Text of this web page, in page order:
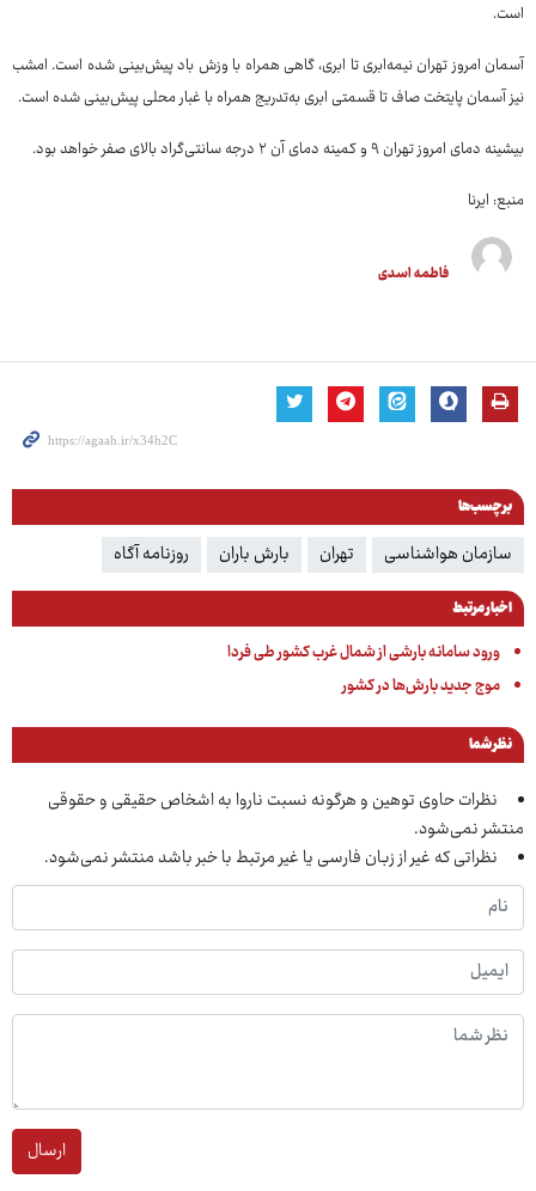
است.
آسمان امروز تهران نیمه‌ابری تا ابری، گاهی همراه با وزش باد پیش‌بینی شده است. امشب
نیز آسمان پایتخت صاف تا قسمتی ابری به‌تدریج همراه با غبار محلی پیش‌بینی شده است.
بیشینه دمای امروز تهران ۹ و کمینه دمای آن ۲ درجه سانتی‌گراد بالای صفر خواهد بود.
منبع: ایرنا
فاطمه اسدی
برچسب‌ها
سازمان هواشناسی تهران بارش باران روزنامه آگاه
اخبار مرتبط
ورود سامانه بارشی از شمال غرب کشور طی فردا
موج جدید بارش‌ها در کشور
نظر شما
نظرات حاوی توهین و هرگونه نسبت ناروا به اشخاص حقیقی و حقوقی
منتشر نمی‌شود.
نظراتی که غیر از زبان فارسی یا غیر مرتبط با خبر باشد منتشر نمی‌شود.
ارسال